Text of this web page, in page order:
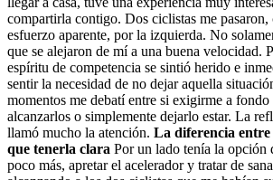
compartirla contigo. Dos ciclistas me pasaron,
esfuerzo aparente, por la izquierda. No
que se alejaron de mí a una buena velocidad.
espíritu de competencia se sintió herido e
sentir la necesidad de no dejar aquella
momentos me debatí entre si exigirme a fondo
alcanzarlos o simplemente dejarlo estar. La
llamó mucho la atención. La diferencia entre
que tenerla clara Por un lado tenía la opción
poco más, apretar el acelerador y tratar de